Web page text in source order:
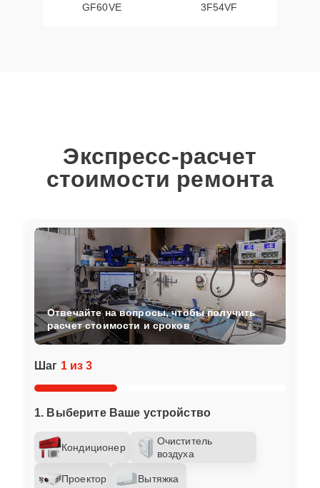
GF60VE 3F54VF
Экспресс-расчет
стоимости ремонта
Шаг 1 из 3
1. Выберите Ваше устройство
Кондиционер
Очиститель
воздуха
Проектор
Вытяжка
Отвечайте на вопросы, чтобы получить
расчет стоимости и сроков